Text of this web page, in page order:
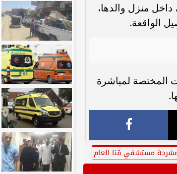
بها آثار خنق بالرقبة، داخل منزل والدها،
الواقعة.
المختصة لمباشرة
مستشفي قنا العام